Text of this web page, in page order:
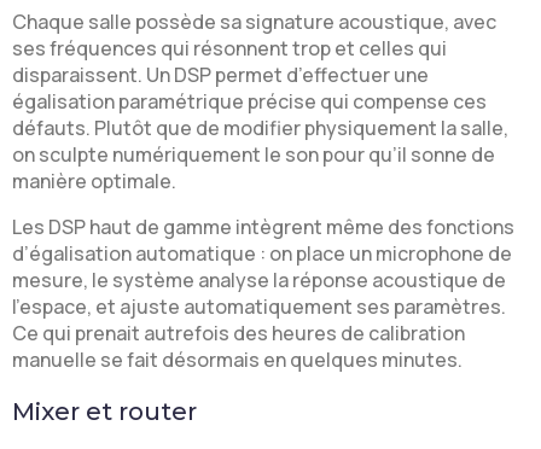
Chaque salle possède sa signature acoustique, avec
ses fréquences qui résonnent trop et celles qui
disparaissent. Un DSP permet d’effectuer une
égalisation paramétrique précise qui compense ces
défauts. Plutôt que de modifier physiquement la salle,
on sculpte numériquement le son pour qu’il sonne de
manière optimale.
Les DSP haut de gamme intègrent même des fonctions
d’égalisation automatique : on place un microphone de
mesure, le système analyse la réponse acoustique de
l’espace, et ajuste automatiquement ses paramètres.
Ce qui prenait autrefois des heures de calibration
manuelle se fait désormais en quelques minutes.
Mixer et router